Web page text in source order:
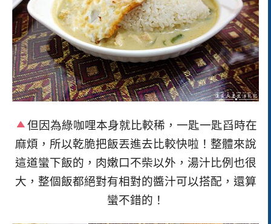
但因為綠咖哩本身就比較稀，一匙一匙舀時在
麻煩，所以乾脆把飯丟進去比較快啦！整體來說
這道蠻下飯的，肉嫩口不柴以外，湯汁比例也很
大，整個飯都絕對有相對的醬汁可以搭配，還算
蠻不錯的！